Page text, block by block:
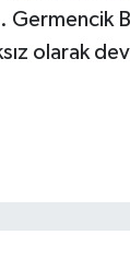
Germencik
olarak